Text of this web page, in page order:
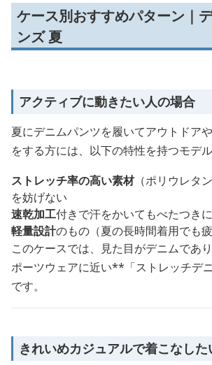
ケース別おすすめパターン｜
ンズ 夏
アクティブに動きたい人の場合
夏にデニムパンツを履いてアウトドア
をする方には、以下の特性を持つモデ
ストレッチ率の高い素材（ポリウレタ
を妨げない
速乾加工付きで汗をかいてもべたつき
軽量設計のもの（夏の長時間着用でも疲
このケースでは、見た目がデニムであ
ポーツウェアに近い**「ストレッチデ
です。
きれいめカジュアルで着こなし